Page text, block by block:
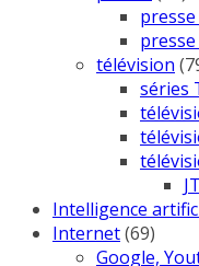
télévision
séries
JT
Intelligence
Internet(69)
Google,